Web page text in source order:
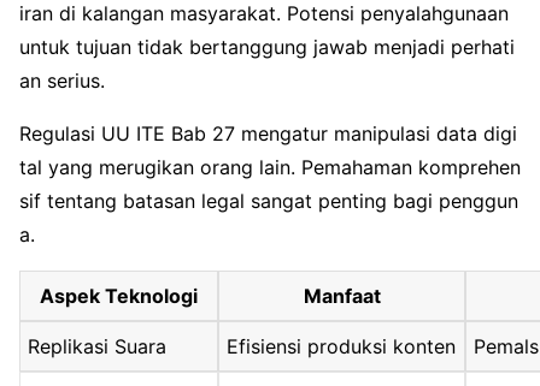
iran di kalangan masyarakat. Potensi penyalahgunaan
untuk tujuan tidak bertanggung jawab menjadi perhati
an serius.
Regulasi UU ITE Bab 27 mengatur manipulasi data digi
tal yang merugikan orang lain. Pemahaman komprehen
sif tentang batasan legal sangat penting bagi penggun
a.
Aspek Teknologi Manfaat
Replikasi Suara Efisiensi produksi konten